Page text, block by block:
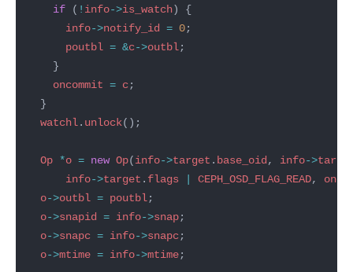
if ( ! info->is_watch
info->notify_id = 0
poutbl = &c->outbl
oncommit = c
watchl. unlock
Op *o = new Op(info->target . base_oid, info->
info->target . flags CEPH_OSD_FLAG_READ,
o->outbl = poutbl
o->snapid = info->snap
o->snapc = info->snapc
o->mtime = info->mtime